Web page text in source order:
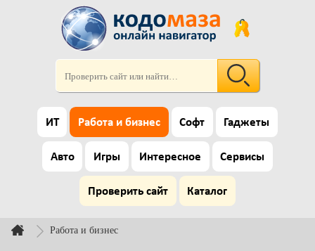
ИТ Работа и бизнес Софт Гаджеты
Авто Игры Интересное Сервисы
Проверить сайт Каталог
Работа и бизнес